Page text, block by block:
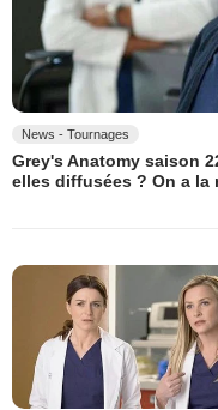
News - Tournages
Grey's Anatomy saison
elles diffusées ? On a la